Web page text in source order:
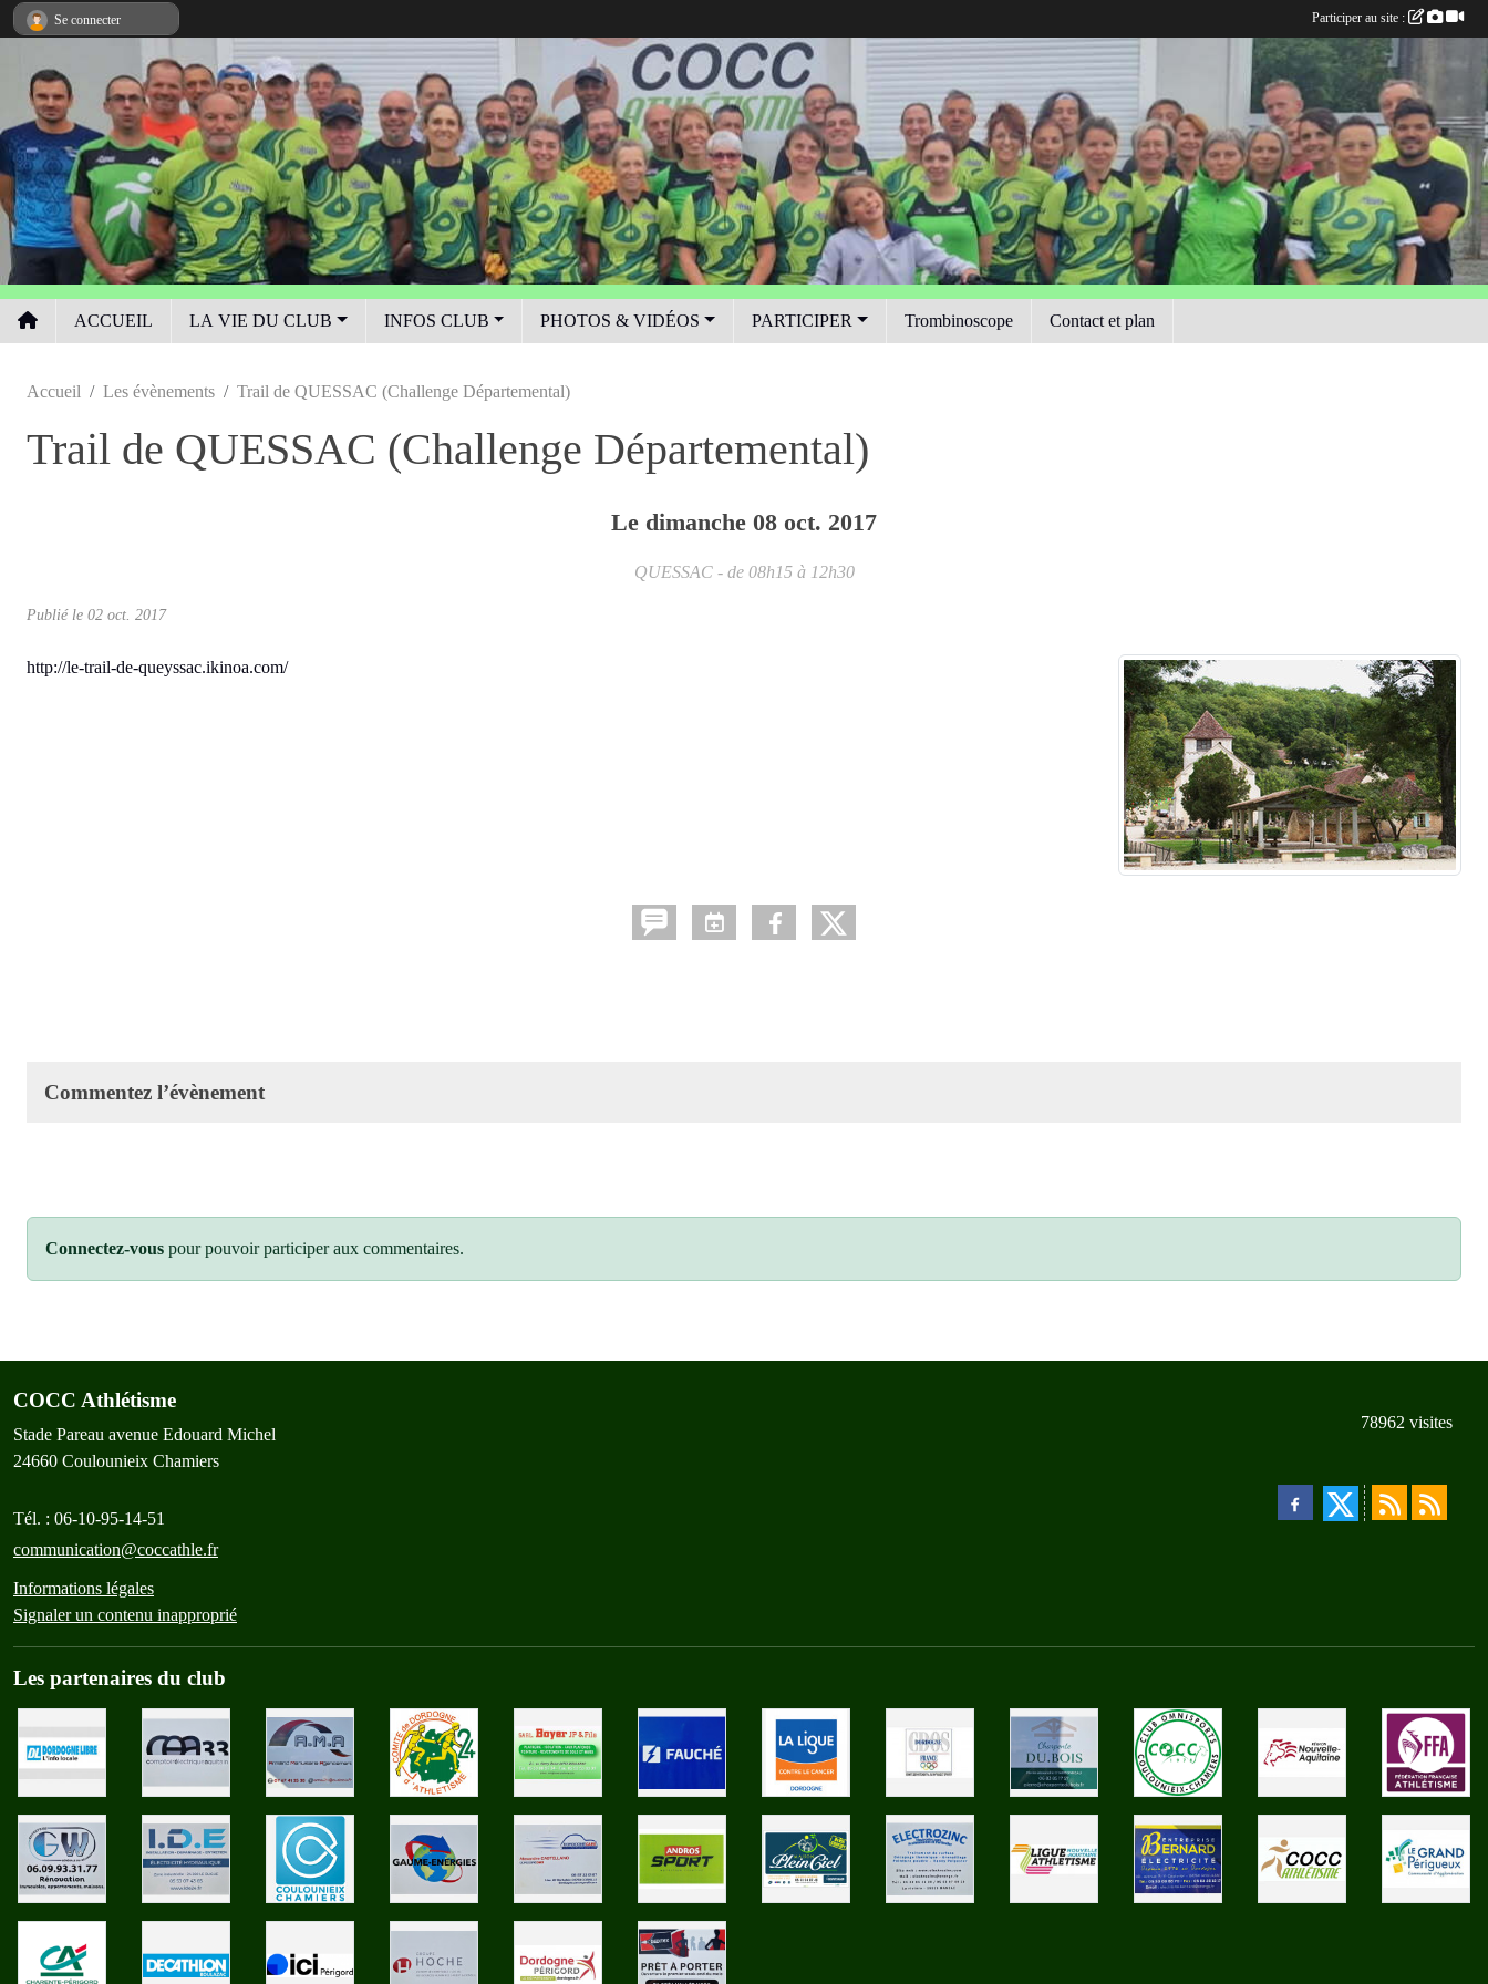
ACCUEIL LA VIE DU CLUB INFOS CLUB PHOTOS & VIDÉOS PARTICIPER Trombinoscope Contact et plan
Accueil Les évènements Trail de QUESSAC (Challenge Départemental)
Trail de QUESSAC (Challenge Départemental)
Le dimanche 08 oct. 2017
QUESSAC - de 08h15 à 12h30
Publié le 02 oct. 2017
http://le-trail-de-queyssac.ikinoa.com/
Commentez l’évènement
Connectez-vous pour pouvoir participer aux commentaires.
COCC Athlétisme
Stade Pareau avenue Edouard Michel
24660 Coulounieix Chamiers
Tél. : 06-10-95-14-51
communication@coccathle.fr
Informations légales
Signaler un contenu inapproprié
78962 visites
Les partenaires du club
Se connecter Participer au site :
Panneau de gestion des cookies